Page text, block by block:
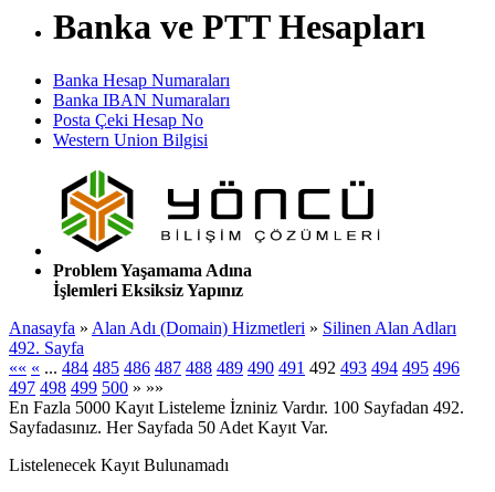
Banka ve PTT Hesapları
Banka Hesap Numaraları
Banka IBAN Numaraları
Posta Çeki Hesap No
Western Union Bilgisi
Problem Yaşamama Adına
İşlemleri Eksiksiz Yapınız
Anasayfa » Alan Adı (Domain) Hizmetleri » Silinen Alan Adları
492. Sayfa
«« « ... 484 485 486 487 488 489 490 491 492 493 494 495 496
497 498 499 500 » »»
En Fazla 5000 Kayıt Listeleme İzniniz Vardır. 100 Sayfadan 492.
Sayfadasınız. Her Sayfada 50 Adet Kayıt Var.
Listelenecek Kayıt Bulunamadı